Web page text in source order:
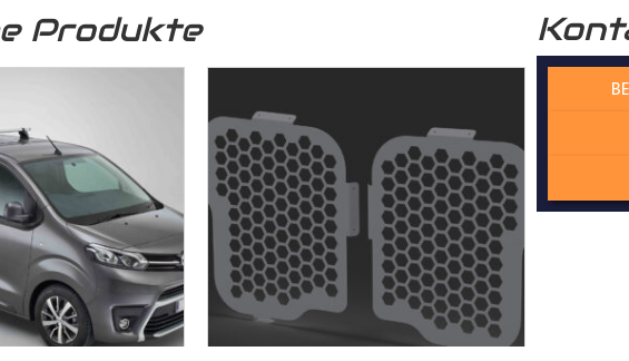
Das von uns verwendete Holz stammt aus nachhaltiger Forstwirtschaft,
Verbindung:Die Wechselfalzverbindung ist so konstruiert, dass die einzelnen
und mittels Madenschrauben miteinander im
Laderaumverschraubt werden.
bei der die Platten präzise und ohne Spiel zusammenpassen und
Zeit nicht. Dadurch gewährleisten wir, dass der Laderaumboden
seitlichen Karosserie gefertigt wird – kein Dreck und kein Rost!
Produkte